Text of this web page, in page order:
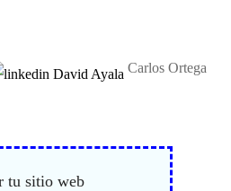
Carlos Ortega
tu sitio web